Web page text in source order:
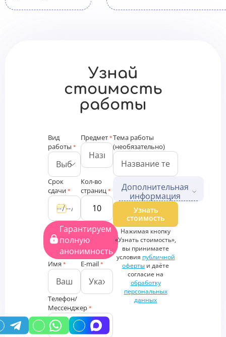
Узнай
стоимость
работы
Вид
работы *
Предмет *
Срок
сдачи *
Кол-во
страниц *
Гарантируем
полную
анонимность
Имя * E-mail *
Телефон/
Мессенджер *
Тема работы
(необязательно)
Дополнительная
информация
Дополнительные файлы
Загрузить
файлы
Дополнительная
информация
Узнать
стоимость
Нажимая кнопку
«Узнать стоимость»,
вы принимаете
условия публичной
оферты и даёте
согласие на
обработку
персональных
данных